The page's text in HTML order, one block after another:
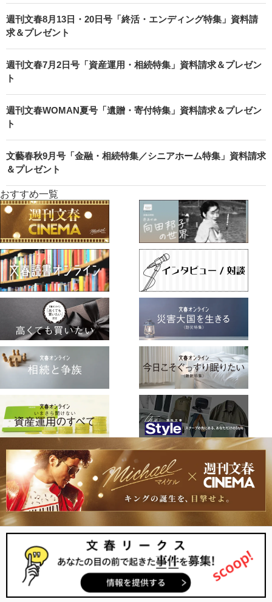
週刊文春8月13日・20日号「終活・エンディング特集」資料請
求＆プレゼント
週刊文春7月2日号「資産運用・相続特集」資料請求＆プレゼン
ト
週刊文春WOMAN夏号「遺贈・寄付特集」資料請求＆プレゼン
ト
文藝春秋9月号「金融・相続特集／シニアホーム特集」資料請求
＆プレゼント
おすすめ一覧